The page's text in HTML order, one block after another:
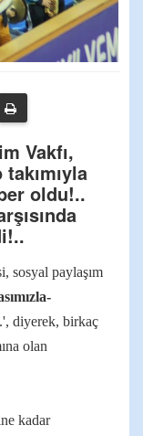
Vakfı,
oldu!..
sosyal paylaşım
.', diyerek, birkaç
olan
kadar